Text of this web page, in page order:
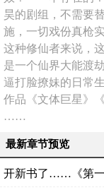
昊的剧组，不需要
施，一切戏份真
这种修仙者来说
是一个仙界大能渡
逼打脸撩妹的
作品《文体巨星
……
最新章节预览
开新书了……《第一